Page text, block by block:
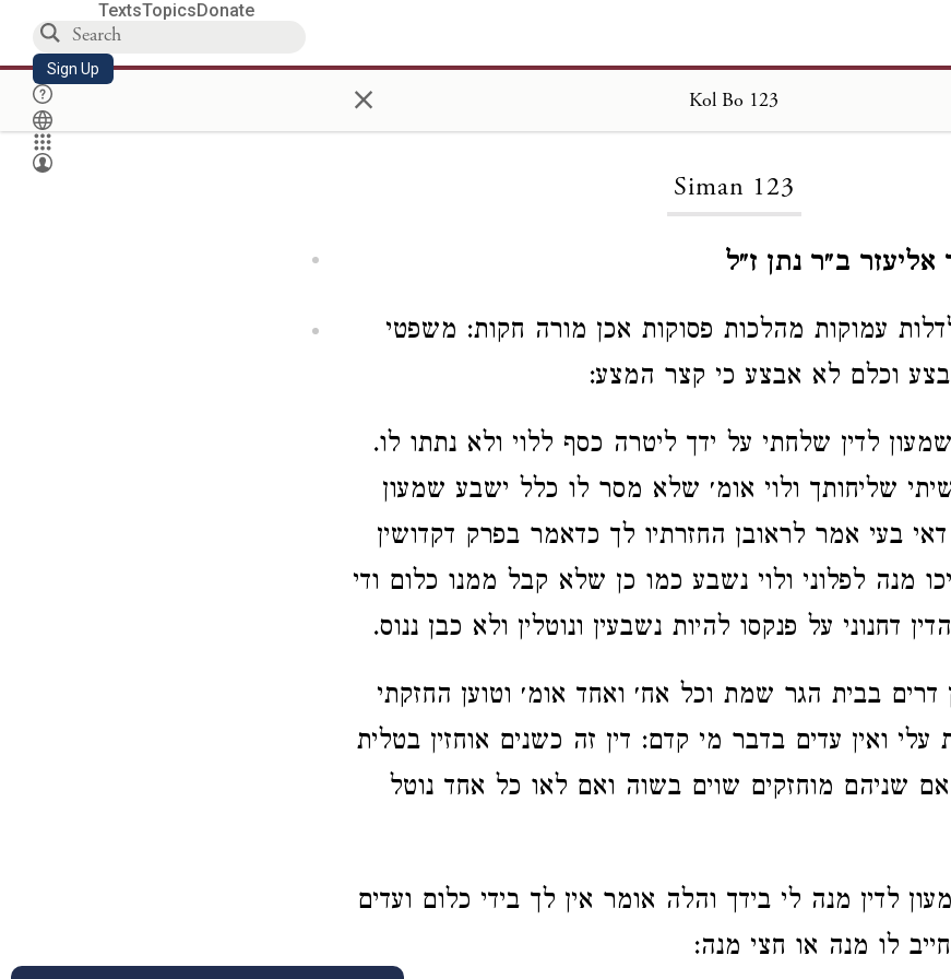
TextsTopicsDonate
Sign Up × Kol Bo 123
Siman 123
אליעזר ב״ר נתן ז״ל
עמוקות מהלכות פסוקות אכן מורה חקות: משפטי
וכלם לא אבצע כי קצר המצע:
לדין שלחתי על ידך ליטרה כסף ללוי ולא נתתו לו.
שליחותך ולוי אומ׳ שלא מסר לו כלל ישבע שמעון
דאי בעי אמר לראובן החזרתיו לך כדאמר בפרק דקדושין
מנה לפלוני ולוי נשבע כמו כן שלא קבל ממנו כלום ודי
דחנוני על פנקסו להיות נשבעין ונוטלין ולא כבן ננוס.
דרים בבית הגר שמת וכל אח׳ ואחד אומ׳ וטוען החזקתי
ואין עדים בדבר מי קדם: דין זה כשנים אוחזין בטלית
שניהם מוחזקים שוים בשוה ואם לאו כל אחד נוטל
לדין מנה לי בידך והלה אומר אין לך בידי כלום ועדים
לו מנה או חצי מנה: